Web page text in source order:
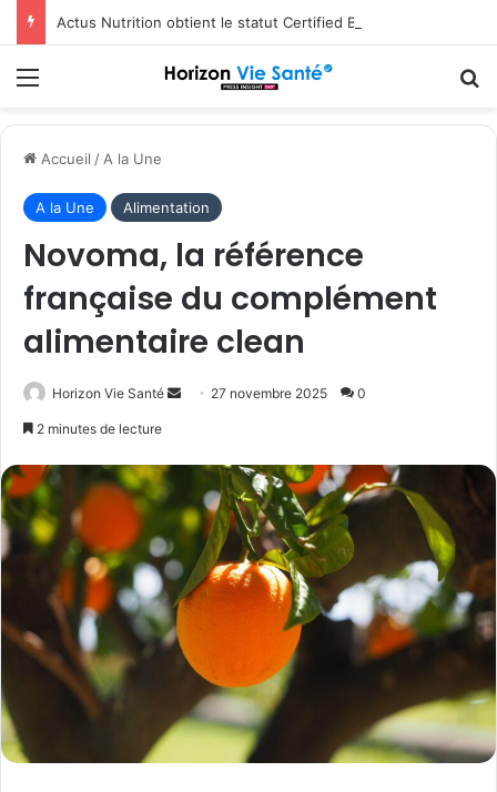
Actus Nutrition obtient le statut Certified B Corporation™
Menu
Accueil /A la Une
A la Une Alimentation
Novoma, la référence
française du complément
alimentaire clean
Horizon Vie Santé
Envoyer27 novembre 2025 0
2 minutes de lecture